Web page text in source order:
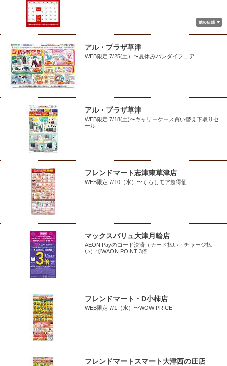
アル・プラザ草津
WEB限定 7/25(土）〜夏休みバンダイフェア
アル・プラザ草津
WEB限定 7/18(土)〜キャリーケース買い替え下取りセ
ール
フレンドマート志津東草津店
WEB限定 7/10（水）〜くらしモア超得価
マックスバリュ大津月輪店
AEON Payのコード決済（カード払い・チャージ払
い）でWAON POINT 3倍
フレンドマート・D小柿店
WEB限定 7/1（水）〜WOW PRICE
フレンドマートスマート大津西の庄店